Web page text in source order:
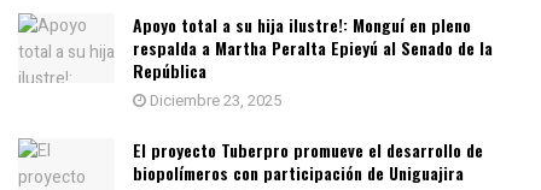
Apoyo total a su hija ilustre!: Monguí en pleno
respalda a Martha Peralta Epieyú al Senado de la
República
Diciembre 23, 2025
El proyecto Tuberpro promueve el desarrollo de
biopolímeros con participación de Uniguajira